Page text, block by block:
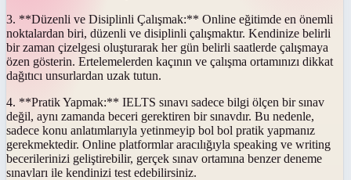
3. **Düzenli ve Disiplinli Çalışmak:** Online eğitimde en önemli
noktalardan biri, düzenli ve disiplinli çalışmaktır. Kendinize belirli
bir zaman çizelgesi oluşturarak her gün belirli saatlerde çalışmaya
özen gösterin. Ertelemelerden kaçının ve çalışma ortamınızı dikkat
dağıtıcı unsurlardan uzak tutun.
4. **Pratik Yapmak:** IELTS sınavı sadece bilgi ölçen bir sınav
değil, aynı zamanda beceri gerektiren bir sınavdır. Bu nedenle,
sadece konu anlatımlarıyla yetinmeyip bol bol pratik yapmanız
gerekmektedir. Online platformlar aracılığıyla speaking ve writing
becerilerinizi geliştirebilir, gerçek sınav ortamına benzer deneme
sınavları ile kendinizi test edebilirsiniz.